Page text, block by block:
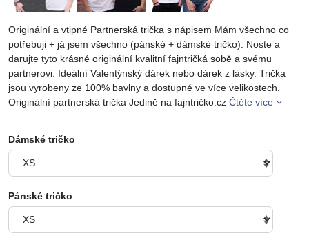
Originální a vtipné Partnerská trička s nápisem Mám všechno co
potřebuji + já jsem všechno (pánské + dámské tričko). Noste a
darujte tyto krásné originální kvalitní fajntričká sobě a svému
partnerovi. Ideální Valentýnský dárek nebo dárek z lásky. Trička
jsou vyrobeny ze 100% bavlny a dostupné ve více velikostech.
Originální partnerská trička Jedině na fajntričko.cz Čtěte více
Dámské tričko
Pánské tričko